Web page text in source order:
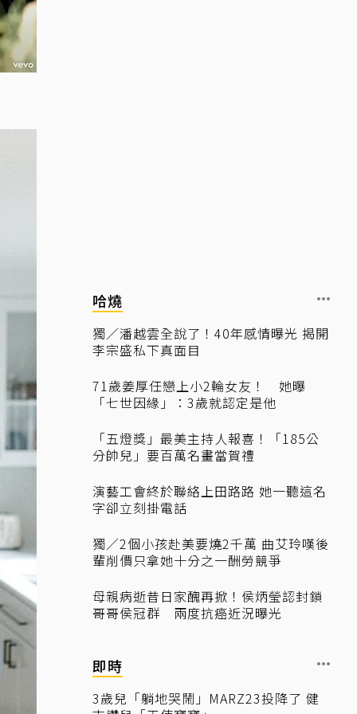
哈燒
獨／潘越雲全說了！40年感情曝光 揭開
李宗盛私下真面目
71歲姜厚任戀上小2輪女友！ 她曝
「七世因緣」：3歲就認定是他
「五燈獎」最美主持人報喜！「185公
分帥兒」要百萬名畫當賀禮
演藝工會終於聯絡上田路路 她一聽這名
字卻立刻掛電話
獨／2個小孩赴美要燒2千萬 曲艾玲嘆後
輩削價只拿她十分之一酬勞競爭
母親病逝昔日家醜再掀！侯炳瑩認封鎖
哥哥侯冠群 兩度抗癌近況曝光
即時
3歲兒「躺地哭鬧」MARZ23投降了 健